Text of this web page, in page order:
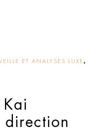
ET ANALYSES LUXE ,
direction